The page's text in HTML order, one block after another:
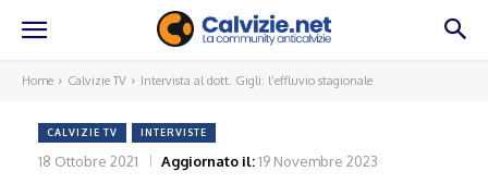
Home Calvizie TV Intervista al dott. Gigli: l’effluvio stagionale
CALVIZIE TV INTERVISTE
18 Ottobre 2021 Aggiornato il:19 Novembre 2023